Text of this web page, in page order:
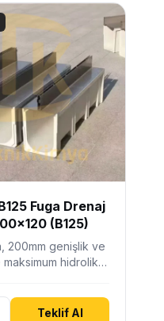
Fuga Drenaj
(B125)
200mm genişlik ve
hidrolik
Teklif Al